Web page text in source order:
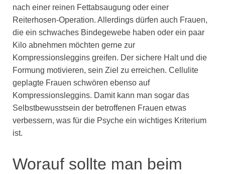
nach einer reinen Fettabsaugung oder einer
Reiterhosen-Operation. Allerdings dürfen auch Frauen,
die ein schwaches Bindegewebe haben oder ein paar
Kilo abnehmen möchten gerne zur
Kompressionsleggins greifen. Der sichere Halt und die
Formung motivieren, sein Ziel zu erreichen. Cellulite
geplagte Frauen schwören ebenso auf
Kompressionsleggins. Damit kann man sogar das
Selbstbewusstsein der betroffenen Frauen etwas
verbessern, was für die Psyche ein wichtiges Kriterium
ist.
Worauf sollte man beim